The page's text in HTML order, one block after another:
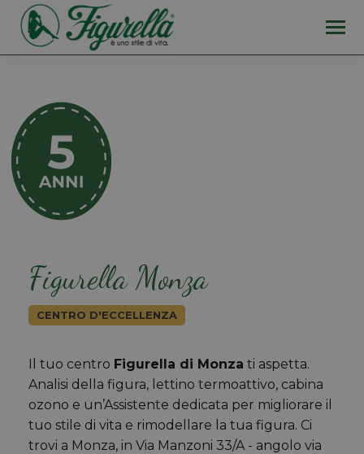
Figurella Monza
CENTRO D'ECCELLENZA
Il tuo centro Figurella di Monza ti aspetta.
Analisi della figura, lettino termoattivo, cabina
ozono e un’Assistente dedicata per migliorare il
tuo stile di vita e rimodellare la tua figura. Ci
trovi a Monza, in Via Manzoni 33/A - angolo via